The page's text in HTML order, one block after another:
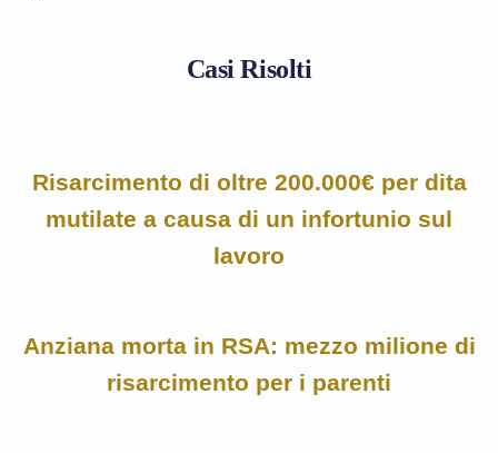
Casi Risolti
Risarcimento di oltre 200.000€ per dita
mutilate a causa di un infortunio sul
lavoro
Anziana morta in RSA: mezzo milione di
risarcimento per i parenti